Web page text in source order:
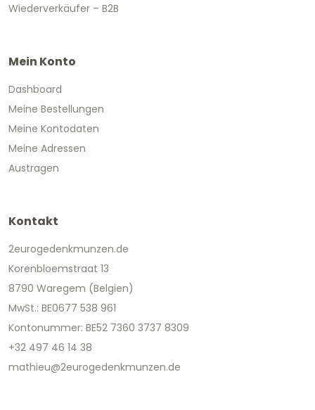
Wiederverkäufer – B2B
Mein Konto
Dashboard
Meine Bestellungen
Meine Kontodaten
Meine Adressen
Austragen
Kontakt
2eurogedenkmunzen.de
Korenbloemstraat 13
8790 Waregem (Belgien)
MwSt.: BE0677 538 961
Kontonummer: BE52 7360 3737 8309
+32 497 46 14 38
mathieu@2eurogedenkmunzen.de